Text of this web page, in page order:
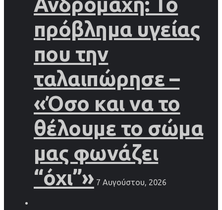
πρόβλημα υγείας
που την
ταλαιπώρησε –
«Όσο και να το
θέλουμε το σώμα
μας φωνάζει
“όχι”» 7 Αυγούστου, 2026